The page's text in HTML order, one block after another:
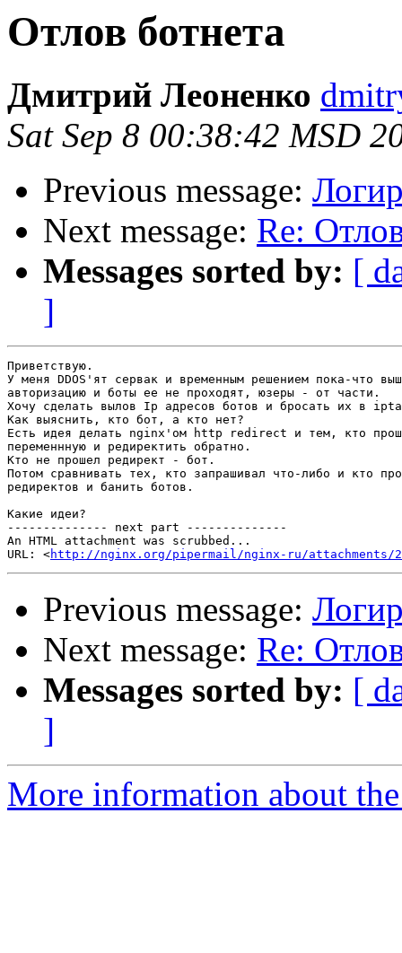
Отлов ботнета
Дмитрий Леоненко
Sat Sep 8 00:38:42 MSD
Previous message:
Next message: Re:
Messages sorted by: [
]
Приветствую.
У меня DDOS'ят сервак и временным решением пока-что
авторизацию и боты ее не проходят, юзеры - от части.
Хочу сделать вылов Ip адресов ботов и бросать их в
Как выяснить, кто бот, а кто нет?
Есть идея делать nginx'ом http redirect и тем, кто
переменнную и редиректить обратно.
Кто не прошел редирект - бот.
Потом сравнивать тех, кто запрашивал что-либо и кто
редиректов и банить ботов.
Какие идеи?
-------------- next part --------------
An HTML attachment was scrubbed...
URL: <http://nginx.org/pipermail/nginx-ru/attachments/
Previous message:
Next message: Re:
Messages sorted by: [
]
More information about